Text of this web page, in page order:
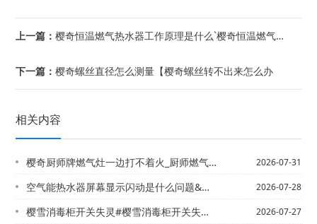
上一篇：樱奇恒温燃气热水器工作原理是什么`樱奇恒温燃气热水器优缺点是什么
下一篇：樱奇螺丝直径怎么测量【樱奇螺丝转不出来怎么办
相关内容
樱奇厨师牌燃气灶一边打不着火_厨师燃气灶打不着火怎么办 2026-07-31
空气能热水器屏幕显示闪动是什么问题&空气能热水器显示屏一闪一闪 2026-07-28
樱雪消毒柜开关失灵#樱雪消毒柜开关失灵怎么回事新版 2026-07-27